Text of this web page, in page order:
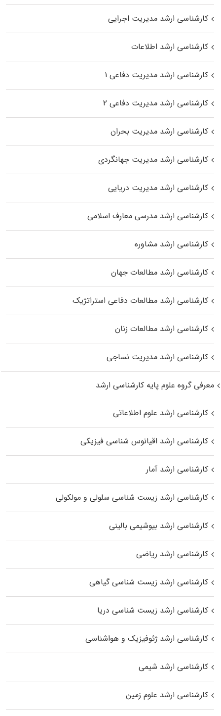
کارشناسی ارشد مدیریت اجرایی
کارشناسی ارشد اطلاعات
کارشناسی ارشد مدیریت دفاعی ۱
کارشناسی ارشد مدیریت دفاعی ۲
کارشناسی ارشد مدیریت بحران
کارشناسی ارشد مدیریت جهانگردی
کارشناسی ارشد مدیریت دریایی
کارشناسی ارشد مدرسی معارف اسلامی
کارشناسی ارشد مشاوره
کارشناسی ارشد مطالعات جهان
کارشناسی ارشد مطالعات دفاعی استراتژیک
کارشناسی ارشد مطالعات زنان
کارشناسی ارشد مدیریت نساجی
معرفی گروه علوم پایه کارشناسی ارشد
کارشناسی ارشد علوم اطلاعاتی
کارشناسی ارشد اقیانوس‌ شناسی فیزیکی
کارشناسی ارشد آمار
کارشناسی ارشد زیست شناسی سلولی و مولکولی
کارشناسی ارشد بیوشیمی بالینی
کارشناسی ارشد ریاضی
کارشناسی ارشد زیست‌ شناسی گیاهی
کارشناسی ارشد زیست‌ شناسی دریا
کارشناسی ارشد ژئوفیزیک و هواشناسی
کارشناسی ارشد شیمی
کارشناسی ارشد علوم زمین